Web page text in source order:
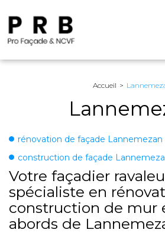
Accueil
rénovation de façade Lannemezan
construction de façade
Votre façadier
spécialiste en
construction de mur
abords de